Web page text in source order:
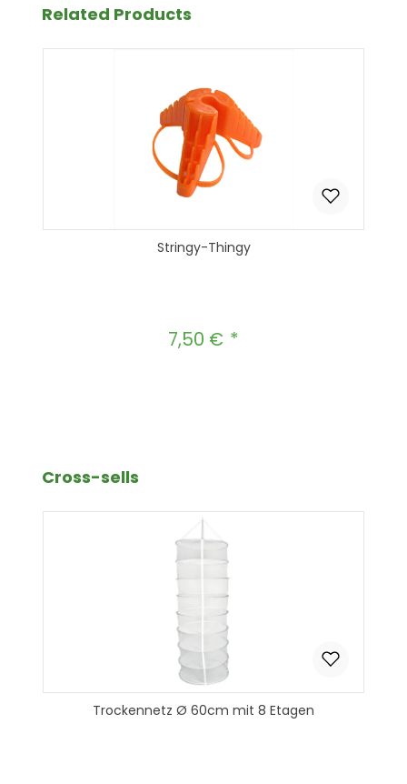
Produktgalerie überspringen
Related Products
Stringy-Thingy
Regulärer Preis:
7,50 €
Produktgalerie überspringen
Cross-sells
Trockennetz Ø 60cm mit 8 Etagen